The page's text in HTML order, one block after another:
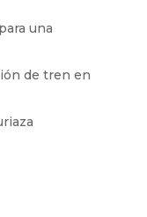
una
de tren en